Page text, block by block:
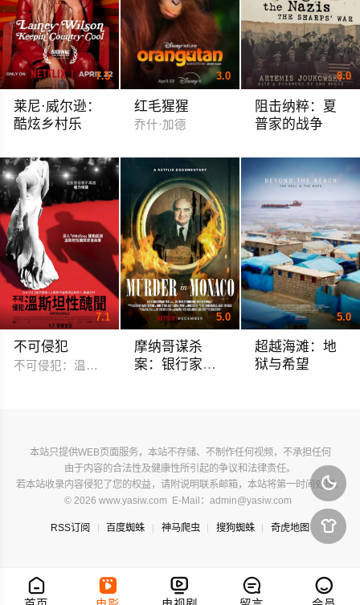
7.5
莱尼·威尔逊：
酷炫乡村乐
3.0
红毛猩猩
乔什·加德
8.0
阻击纳粹：夏
普家的战争
7.1
不可侵犯
不可侵犯：温斯坦性丑闻(台) Untouchable: The Rise and Fall of
5.0
摩纳哥谋杀
案：银行家死
5.0
超越海滩：地
狱与希望


本站只提供WEB页面服务，本站不存储、不制作任何视频，不承担任何
由于内容的合法性及健康性所引起的争议和法律责任。
若本站收录内容侵犯了您的权益，请附说明联系邮箱，本站将第一时间处理。
© 2026 www.yasiw.com E-Mail：admin@yasiw.com
RSS订阅 百度蜘蛛 神马爬虫 搜狗蜘蛛 奇虎地图
    